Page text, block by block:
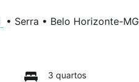
• Serra • Belo Horizonte-MG
3 quartos